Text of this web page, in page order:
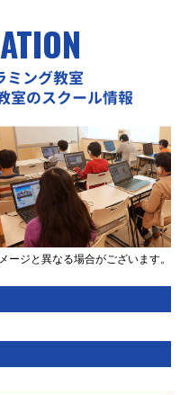
ミング教室
室のスクール情報
ージと異なる場合がございます。